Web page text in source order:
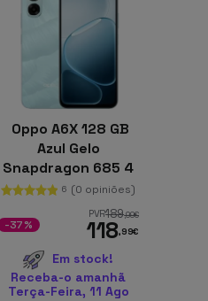
Oppo A6X 128 GB
Azul Gelo
Snapdragon 685 4
GB de RAM ColorOS
6 (0 opiniões)
PVR189,99€
118,99€
-37%
Em stock!
Receba-o amanhã
Terça-Feira, 11 Ago